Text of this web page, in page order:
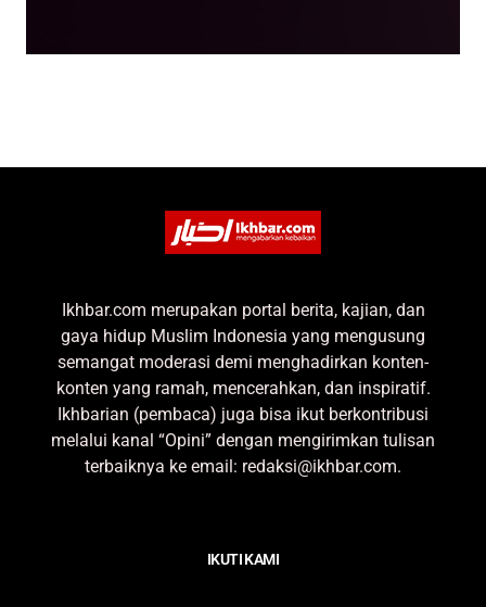
Ikhbar.com merupakan portal berita, kajian, dan
gaya hidup Muslim Indonesia yang mengusung
semangat moderasi demi menghadirkan konten-
konten yang ramah, mencerahkan, dan inspiratif.
Ikhbarian (pembaca) juga bisa ikut berkontribusi
melalui kanal “Opini” dengan mengirimkan tulisan
terbaiknya ke email: redaksi@ikhbar.com.
IKUTI KAMI